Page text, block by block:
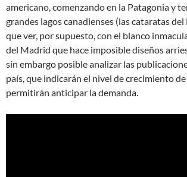
americano, comenzando en la Patagonia y
grandes lagos canadienses (las cataratas
que ver, por supuesto, con el blanco
del Madrid que hace imposible diseños
sin embargo posible analizar las
país, que indicarán el nivel de crecimiento
permitirán anticipar la demanda.